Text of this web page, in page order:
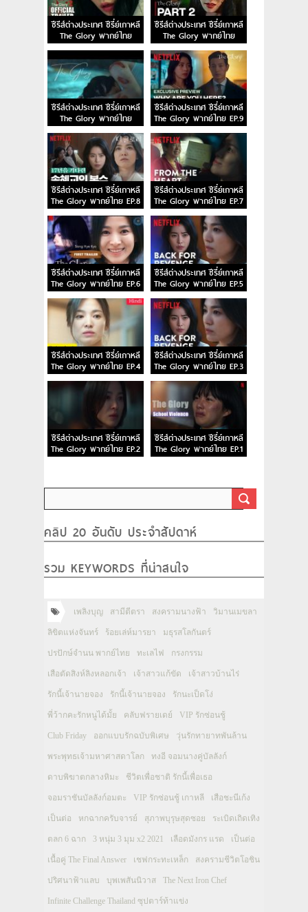
ซีรีส์ต่างประเทศ ซีรี่ย์เกาหลี
The Glory พากย์ไทย
EP.12
ซีรีส์ต่างประเทศ ซีรี่ย์เกาหลี
The Glory พากย์ไทย
EP.11
ซีรีส์ต่างประเทศ ซีรี่ย์เกาหลี
The Glory พากย์ไทย
EP.10
ซีรีส์ต่างประเทศ ซีรี่ย์เกาหลี
The Glory พากย์ไทย EP.9
ซีรีส์ต่างประเทศ ซีรี่ย์เกาหลี
The Glory พากย์ไทย EP.8
ซีรีส์ต่างประเทศ ซีรี่ย์เกาหลี
The Glory พากย์ไทย EP.7
ซีรีส์ต่างประเทศ ซีรี่ย์เกาหลี
The Glory พากย์ไทย EP.6
ซีรีส์ต่างประเทศ ซีรี่ย์เกาหลี
The Glory พากย์ไทย EP.5
ซีรีส์ต่างประเทศ ซีรี่ย์เกาหลี
The Glory พากย์ไทย EP.4
ซีรีส์ต่างประเทศ ซีรี่ย์เกาหลี
The Glory พากย์ไทย EP.3
ซีรีส์ต่างประเทศ ซีรี่ย์เกาหลี
The Glory พากย์ไทย EP.2
ซีรีส์ต่างประเทศ ซีรี่ย์เกาหลี
The Glory พากย์ไทย EP.1
คลิป 20 อันดับ ประจำสัปดาห์
รวม KEYWORDS ที่น่าสนใจ
เพลิงบุญ สามีตีตรา สงครามนางฟ้า วิมานเมขลา
ลิขิตแห่งจันทร์ ร้อยเล่ห์มารยา มธุรสโลกันตร์
ปรปักษ์จำนน พากย์ไทย ทะเลไฟ กรงกรรม
เสือตัดสิงห์ลิงหลอกเจ้า เจ้าสาวแก้ขัด เจ้าสาวบ้านไร่
รักนี้เจ้านายจอง รักนี้เจ้านายจอง รักนะเป็ดโง่
พี่ว้ากคะรักหนูได้มั้ย คลับฟรายเดย์ VIP รักซ่อนชู้
Club Friday ออกแบบรักฉบับพิเศษ วุ่นรักทายาทพันล้าน
พระพุทธเจ้ามหาศาสดาโลก ทงอี จอมนางคู่บัลลังก์
ดาบพิฆาตกลางหิมะ ชีวิตเพื่อชาติ รักนี้เพื่อเธอ
จอมราชันบัลลังก์อมตะ VIP รักซ่อนชู้ เกาหลี เสือชะนีเก้ง
เป็นต่อ หกฉากครับจารย์ สุภาพบุรุษสุดซอย ระเบิดเถิดเทิง
ตลก 6 ฉาก 3 หนุ่ม 3 มุม x2 2021 เลือดมังกร แรด เป็นต่อ
เนื้อคู่ The Final Answer เชฟกระทะเหล็ก สงครามชีวิตโอชิน
ปริศนาฟ้าแลบ บุพเพสันนิวาส The Next Iron Chef
Infinite Challenge Thailand ซุปตาร์ท้าแข่ง